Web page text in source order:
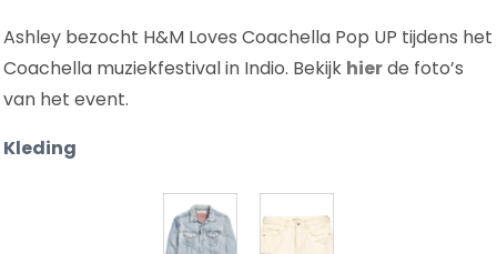
Ashley bezocht H&M Loves Coachella Pop UP tijdens het
Coachella muziekfestival in Indio. Bekijk hierde foto’s
van het event.
Kleding